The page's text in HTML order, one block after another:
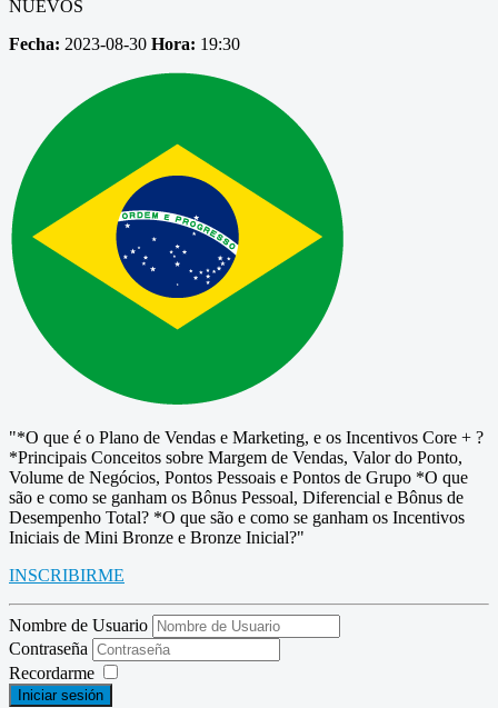
NUEVOS
Fecha: 2023-08-30 Hora: 19:30
"*O que é o Plano de Vendas e Marketing, e os Incentivos Core + ?
*Principais Conceitos sobre Margem de Vendas, Valor do Ponto,
Volume de Negócios, Pontos Pessoais e Pontos de Grupo *O que
são e como se ganham os Bônus Pessoal, Diferencial e Bônus de
Desempenho Total? *O que são e como se ganham os Incentivos
Iniciais de Mini Bronze e Bronze Inicial?"
INSCRIBIRME
Nombre de Usuario
Contraseña
Recordarme
Iniciar sesión